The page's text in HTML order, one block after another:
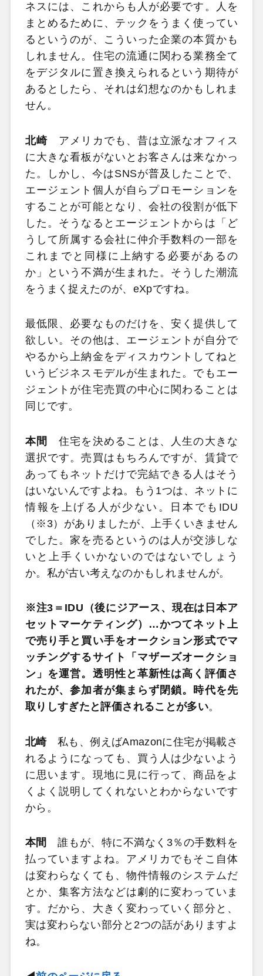
ネスには、これからも人が必要です。人を
まとめるために、テックをうまく使ってい
るというのが、こういった企業の本質かも
しれません。住宅の流通に関わる業務全て
をデジタルに置き換えられるという期待が
あるとしたら、それは幻想なのかもしれま
せん。
北崎 アメリカでも、昔は立派なオフィス
に大きな看板がないとお客さんは来なかっ
た。しかし、今はSNSが普及したことで、
エージェント個人が自らプロモーションを
することが可能となり、会社の役割が低下
した。そうなるとエージェントからは「ど
うして所属する会社に仲介手数料の一部を
これまでと同様に上納する必要があるの
か」という不満が生まれた。そうした潮流
をうまく捉えたのが、eXpですね。
最低限、必要なものだけを、安く提供して
欲しい。その他は、エージェントが自分で
やるから上納金をディスカウントしてねと
いうビジネスモデルが生まれた。でもエー
ジェントが住宅売買の中心に関わることは
同じです。
本間
住宅を決めることは、人生の大きな
選択です。売買はもちろんですが、賃貸で
あってもネットだけで完結できる人はそう
はいないんですよね。もう1つは、ネットに
情報を上げる人が少ない。日本でもIDU
（※3）がありましたが、上手くいきません
でした。家を売るというのは人が交渉しな
いと上手くいかないのではないでしょう
か。私が古い考えなのかもしれませんが。
※注3＝IDU（後にジアース、現在は日本ア
セットマーケティング）…かつてネット上
で売り手と買い手をオークション形式でマ
ッチングするサイト「マザーズオークショ
ン」を運営。透明性と革新性は高く評価さ
れたが、参加者が集まらず閉鎖。時代を先
取りしすぎたと評価されることが多い。
北崎私も、例えばAmazonに住宅が掲載さ
れるようになっても、買う人は少ないよう
に思います。現地に見に行って、商品をよ
くよく説明してくれないとわからないです
から。
本間
誰もが、特に不満なく3％の手数料を
払っていますよね。アメリカでもそこ自体
は変わらなくても、物件情報のシステムだ
とか、集客方法などは劇的に変わっていま
す。だから、大きく変わっていく部分と、
実は変わらない部分と2つの話がありますよ
ね。